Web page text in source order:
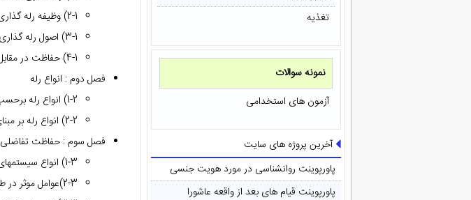
تغذیه
نمونه سوالات
آزمون های استخدامی
آخرین پروژه های سایت
پاورپوینت روانشناسی در مورد هویت جنسی
پاورپوینت قیام های بعد از واقعه عاشورا
2-1) وظیفه رله گذاری حفاظتی
3-1) اصول رله گذاری حفاظتی
4-1) حفاظت در مقابل دیگر حالتهای غیرعادی
فصل دوم : انواع رله
1-2) انواع رله برحسب مورد استعمال
2-2) انواع رله بر مبنای کمیت اندازه گیری شده
فصل سوم : حفاظت تفاضلی
1-3) انواع سیستمهای حفاظت تفاضلی
2-3)عوامل موثر در طراحی